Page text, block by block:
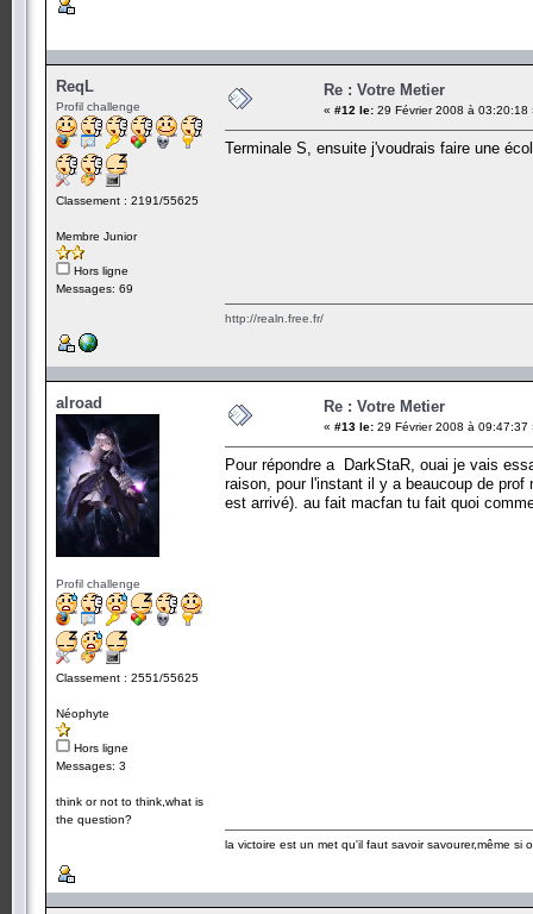
ReqL
Profil challenge
Classement : 2191/55625
Membre Junior
Hors ligne
Messages: 69
Re : Votre Metier
« #12 le: 29 Février 2008 à 03:20:18
Terminale S, ensuite j'voudrais faire une
http://realn.free.fr/
alroad
Profil challenge
Classement : 2551/55625
Néophyte
Hors ligne
Messages: 3
think or not to think,what is
the question?
Re : Votre Metier
« #13 le: 29 Février 2008 à 09:47:37
Pour répondre a DarkStaR, ouai je vais
raison, pour l'instant il y a beaucoup de
est arrivé). au fait macfan tu fait quoi
la victoire est un met qu'il faut savoir savourer,même si